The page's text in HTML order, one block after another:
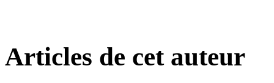
Articles de cet auteur